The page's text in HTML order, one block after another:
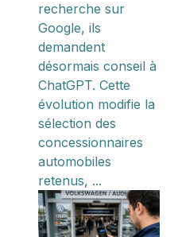
recherche sur
Google, ils
demandent
désormais conseil à
ChatGPT. Cette
évolution modifie la
sélection des
concessionnaires
automobiles
retenus, ...